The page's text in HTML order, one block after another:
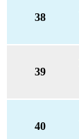
38
39
40